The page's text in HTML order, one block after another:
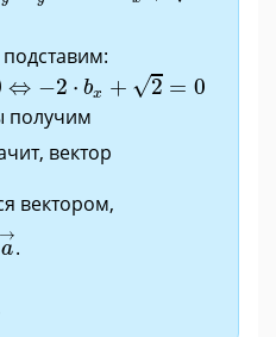
⇔ −2 ⋅ bx + √2 = 0
·bx+2=0
получим
вектор
вектором,
→
a
a→
.